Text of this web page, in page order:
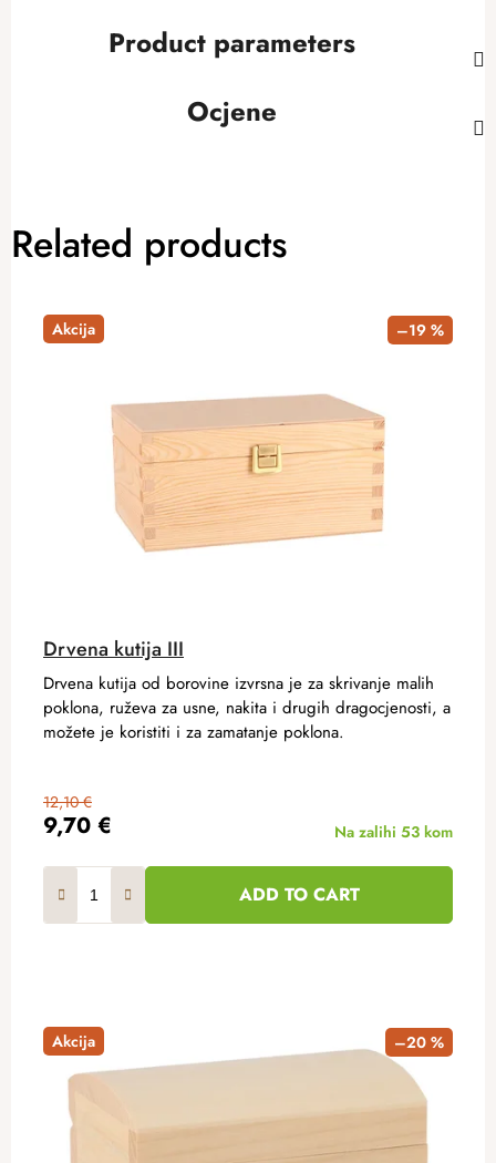
Product parameters
Ocjene
Related products
Akcija –19 %
Drvena kutija III
9,70 €
12,10 €
Na zalihi 53 kom
ADD TO CART
Drvena kutija od borovine izvrsna je za skrivanje malih
poklona, ​​ruževa za usne, nakita i drugih dragocjenosti, a
možete je koristiti i za zamatanje poklona.
Akcija –20 %